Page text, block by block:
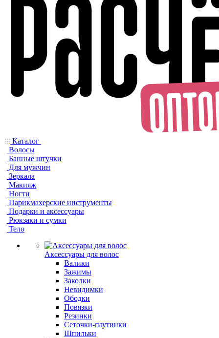
Каталог
Волосы
Банные штучки
Для мужчин
Зеркала
Макияж
Ногти
Парикмахерские инструменты
Подарки и аксессуары
Рюкзаки и сумки
Тело
Аксессуары для волос
Валики
Зажимы
Заколки
Невидимки
Ободки
Повязки
Резинки
Сеточки-паутинки
Шпильки